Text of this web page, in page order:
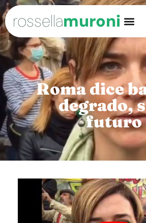
rossellamuroni
Roma dice
degrado,
futuro